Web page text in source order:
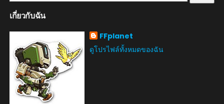
เกี่ยวกับฉัน
FFplanet
ดูโปรไฟล์ทั้งหมดของฉัน